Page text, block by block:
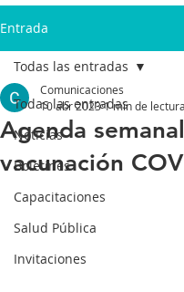
Entrada
Todas las entradas
Noticias
Boletines
Capacitaciones
Salud Pública
Invitaciones
Todas las entradas
Agenda
vacunación
Comunicaciones
10 abr 20231 min de lectura